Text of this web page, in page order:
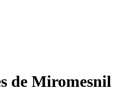
de Miromesnil